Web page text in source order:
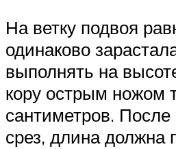
На ветку подвоя
одинаково
выполнять на
кору острым ножом
сантиметров. После
срез, длина должна